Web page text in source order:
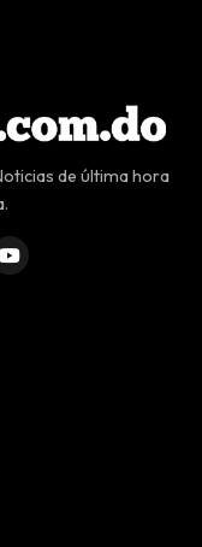
de última hora